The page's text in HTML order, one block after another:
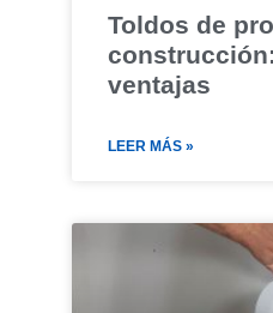
Toldos de
ventajas
LEER MÁS »